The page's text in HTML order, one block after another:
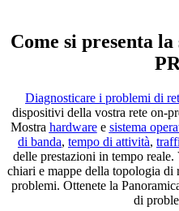
Come si presenta
Diagnosticare i problemi di
dispositivi della vostra rete on-
Mostra hardwaree sistema
di banda, tempo di attività,
delle prestazioni in tempo
chiari e mappe della topologia
problemi. Ottenete la
di